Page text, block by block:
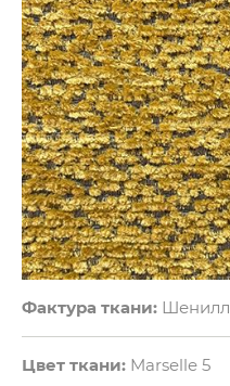
Фактура ткани: Шенилл
Цвет ткани: Marselle 5